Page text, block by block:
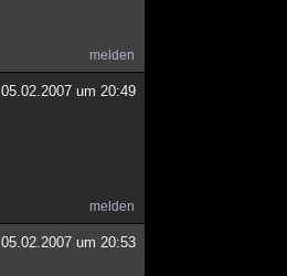
melden
05.02.2007 um 20:49
melden
05.02.2007 um 20:53